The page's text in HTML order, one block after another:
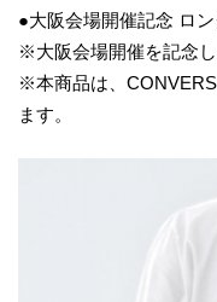
●大阪会場開催記念 ロ
※大阪会場開催を記念し
※本商品は、
ます。